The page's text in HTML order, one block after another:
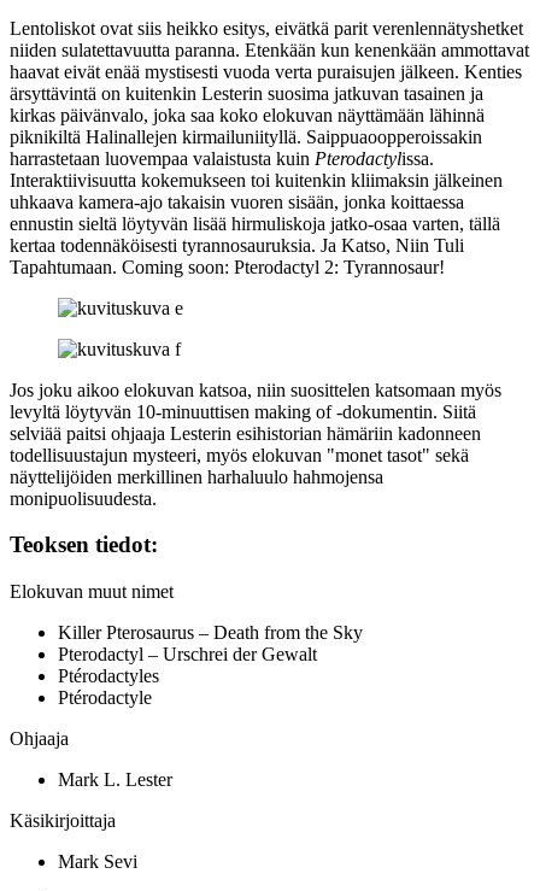
Lentoliskot ovat siis heikko esitys, eivätkä parit verenlennätyshetket
niiden sulatettavuutta paranna. Etenkään kun kenenkään ammottavat
haavat eivät enää mystisesti vuoda verta puraisujen jälkeen. Kenties
ärsyttävintä on kuitenkin Lesterin suosima jatkuvan tasainen ja
kirkas päivänvalo, joka saa koko elokuvan näyttämään lähinnä
piknikiltä Halinallejen kirmailuniityllä. Saippuaoopperoissakin
harrastetaan luovempaa valaistusta kuin Pterodactylissa.
Interaktiivisuutta kokemukseen toi kuitenkin kliimaksin jälkeinen
uhkaava kamera‑ajo takaisin vuoren sisään, jonka koittaessa
ennustin sieltä löytyvän lisää hirmuliskoja jatko-osaa varten, tällä
kertaa todennäköisesti tyrannosauruksia. Ja Katso, Niin Tuli
Tapahtumaan. Coming soon: Pterodactyl 2: Tyrannosaur!
Jos joku aikoo elokuvan katsoa, niin suosittelen katsomaan myös
levyltä löytyvän 10‑minuuttisen making of ‑dokumentin. Siitä
selviää paitsi ohjaaja Lesterin esihistorian hämäriin kadonneen
todellisuustajun mysteeri, myös elokuvan "monet tasot" sekä
näyttelijöiden merkillinen harhaluulo hahmojensa
monipuolisuudesta.
Teoksen tiedot:
Elokuvan muut nimet
Killer Pterosaurus – Death from the Sky
Pterodactyl – Urschrei der Gewalt
Ptérodactyles
Ptérodactyle
Ohjaaja
Mark L. Lester
Käsikirjoittaja
Mark Sevi